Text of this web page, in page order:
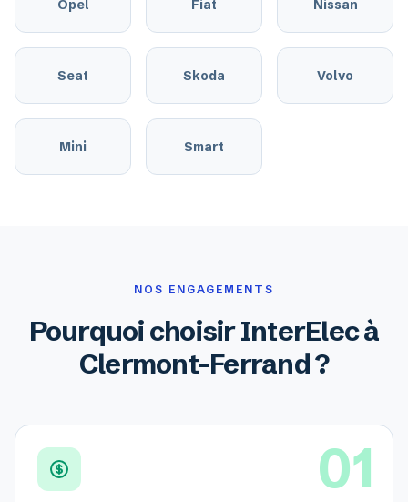
Opel Fiat Nissan
Seat Skoda Volvo
Mini Smart
NOS ENGAGEMENTS
Pourquoi choisir InterElec à
Clermont-Ferrand ?
01